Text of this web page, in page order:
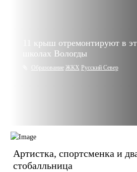
11 крыш отремонтируют в
школах Вологды
Образование ЖКХ Русский Север
Артистка, спортсменка и
стобалльница